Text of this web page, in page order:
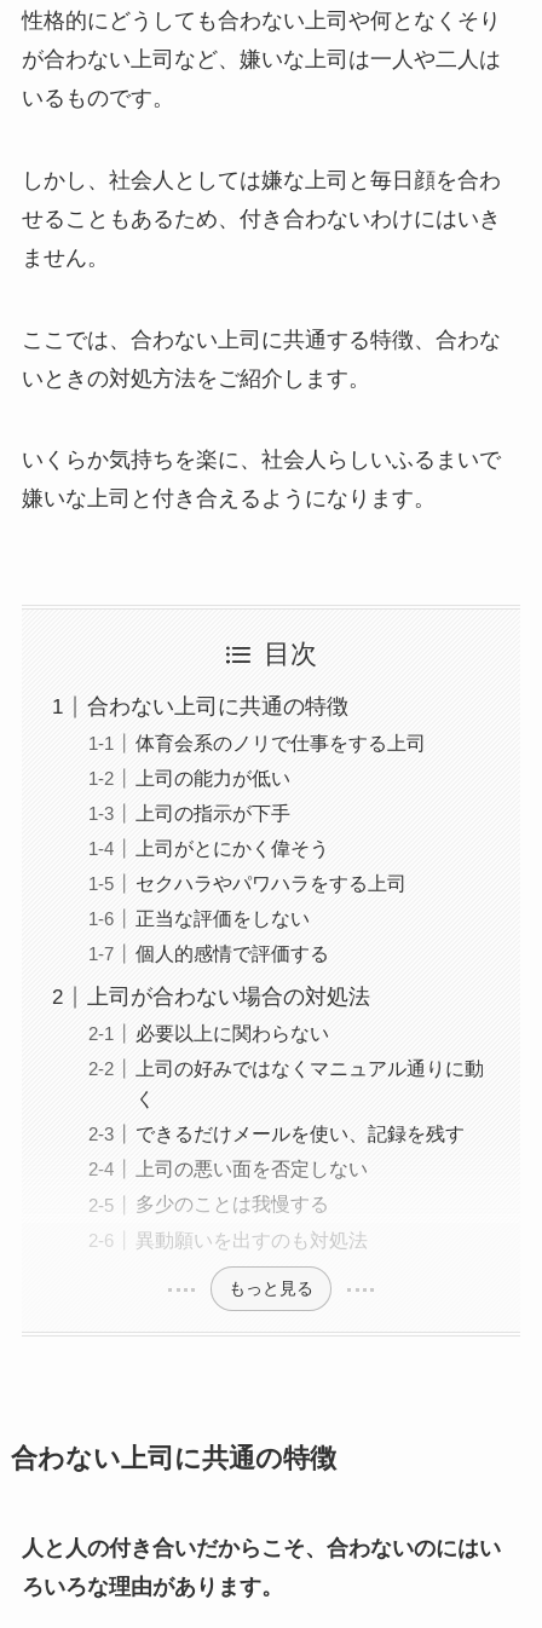
性格的にどうしても合わない上司や何となくそり
が合わない上司など、嫌いな上司は一人や二人は
いるものです。
しかし、社会人としては嫌な上司と毎日顔を合わ
せることもあるため、付き合わないわけにはいき
ません。
ここでは、合わない上司に共通する特徴、合わな
いときの対処方法をご紹介します。
いくらか気持ちを楽に、社会人らしいふるまいで
嫌いな上司と付き合えるようになります。
目次
合わない上司に共通の特徴
体育会系のノリで仕事をする上司
上司の能力が低い
上司の指示が下手
上司がとにかく偉そう
セクハラやパワハラをする上司
正当な評価をしない
個人的感情で評価する
上司が合わない場合の対処法
必要以上に関わらない
上司の好みではなくマニュアル通りに動
く
できるだけメールを使い、記録を残す
上司の悪い面を否定しない
多少のことは我慢する
異動願いを出すのも対処法
もっと見る
合わない上司に共通の特徴
人と人の付き合いだからこそ、合わないのにはい
ろいろな理由があります。